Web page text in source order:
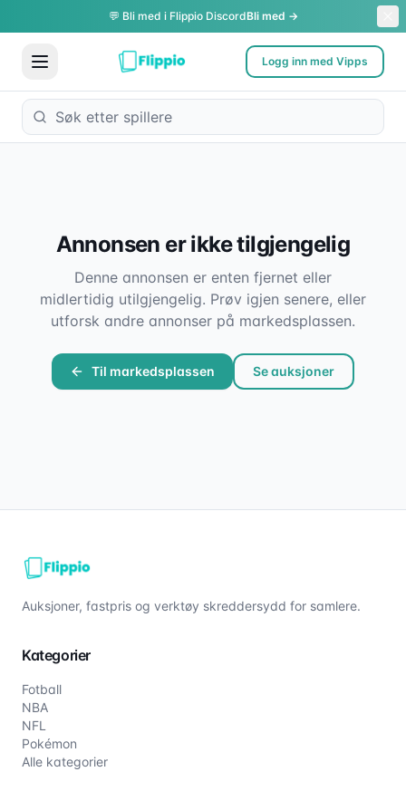
💬 Bli med i Flippio DiscordBli med →
Logg inn med Vipps
Annonsen er ikke tilgjengelig
Denne annonsen er enten fjernet eller
midlertidig utilgjengelig. Prøv igjen senere, eller
utforsk andre annonser på markedsplassen.
Til markedsplassen Se auksjoner
Auksjoner, fastpris og verktøy skreddersydd for samlere.
Kategorier
Fotball
NBA
NFL
Pokémon
Alle kategorier